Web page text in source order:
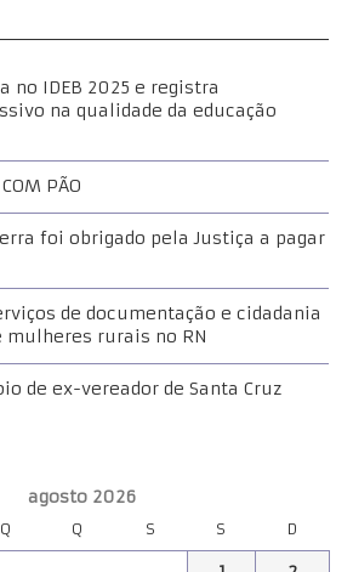
no IDEB 2025 e registra
na qualidade da educação
PÃO
foi obrigado pela Justiça a pagar
de documentação e cidadania
rurais no RN
de ex-vereador de Santa Cruz
agosto 2026
Q Q S S D